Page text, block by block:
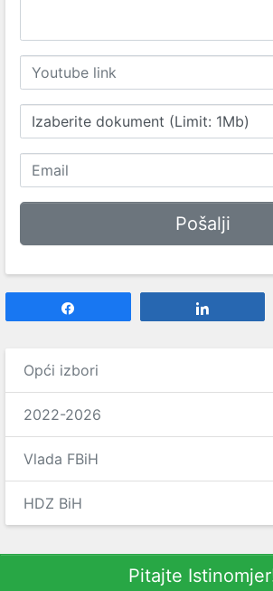
Izaberite dokument (Limit: 1Mb)
Opći izbori
2022-2026
Vlada FBiH
HDZ BiH
Pitajte